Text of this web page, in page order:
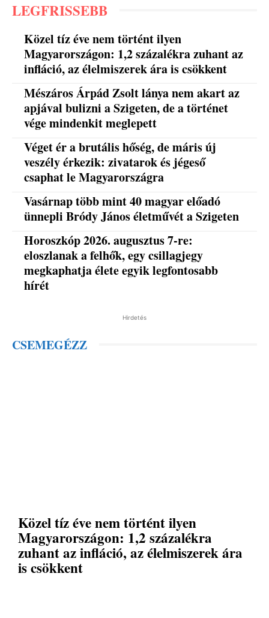
LEGFRISSEBB
Közel tíz éve nem történt ilyen
Magyarországon: 1,2 százalékra zuhant az
infláció, az élelmiszerek ára is csökkent
Mészáros Árpád Zsolt lánya nem akart az
apjával bulizni a Szigeten, de a történet
vége mindenkit meglepett
Véget ér a brutális hőség, de máris új
veszély érkezik: zivatarok és jégeső
csaphat le Magyarországra
Vasárnap több mint 40 magyar előadó
ünnepli Bródy János életművét a Szigeten
Horoszkóp 2026. augusztus 7-re:
eloszlanak a felhők, egy csillagjegy
megkaphatja élete egyik legfontosabb
hírét
Hirdetés
CSEMEGÉZZ
Közel tíz éve nem történt ilyen
Magyarországon: 1,2 százalékra
zuhant az infláció, az élelmiszerek ára
is csökkent